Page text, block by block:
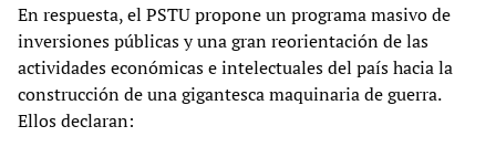
En respuesta, el PSTU propone un programa masivo de
inversiones públicas y una gran reorientación de las
actividades económicas e intelectuales del país hacia la
construcción de una gigantesca maquinaria de guerra.
Ellos declaran: